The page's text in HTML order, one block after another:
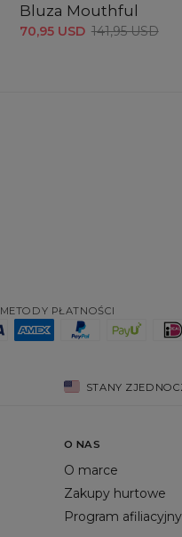
Bluza Mouthful
70,95 USD 141,95 USD
METODY PŁATNOŚCI
STANY
O NAS
O marce
Zakupy hurtowe
Program afiliacyjny